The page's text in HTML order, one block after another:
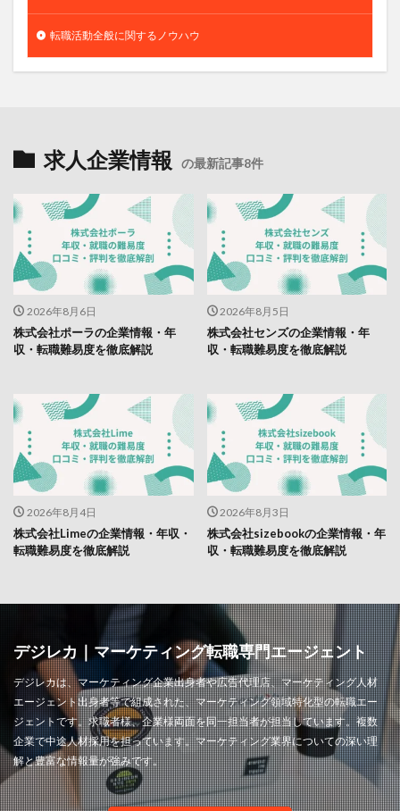
転職活動全般に関するノウハウ
求人企業情報 の最新記事8件
2026年8月6日
株式会社ポーラの企業情報・年
収・転職難易度を徹底解説
2026年8月5日
株式会社センズの企業情報・年
収・転職難易度を徹底解説
2026年8月4日
株式会社Limeの企業情報・年収・
転職難易度を徹底解説
2026年8月3日
株式会社sizebookの企業情報・年
収・転職難易度を徹底解説
デジレカ｜マーケティング転職専門エージェント
デジレカは、マーケティング企業出身者や広告代理店、マーケティング人材
エージェント出身者等で組成された、マーケティング領域特化型の転職エー
ジェントです。求職者様、企業様両面を同一担当者が担当しています。複数
企業で中途人材採用を担っています。マーケティング業界についての深い理
解と豊富な情報量が強みです。